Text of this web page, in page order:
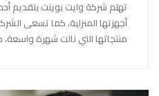
تهتم شركة وايت بوينت بتقديم
أجهزتها المنزلية، كما تسعى
منتجاتها التي نالت شهرة